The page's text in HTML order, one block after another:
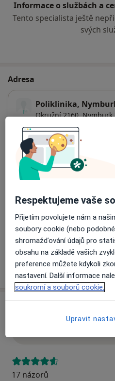
Informace o službách a
Tento specialista ještě
svých
Adresa
Poliklinika,
Okružní 2160, Nymburk
Dostupnost
Na této adrese online
Způsoby platby (soukromé
Na teto adrese lékař
Detaily
Více
o
17 názorů
Respektujeme vaše
Přijetím povolujete nám a
soubory cookie (nebo
shromažďování údajů pro
obsahu na základě vašich
preference můžete kdykoli
nastavení. Další informace
soukromí a souborů cookie.
Upravit